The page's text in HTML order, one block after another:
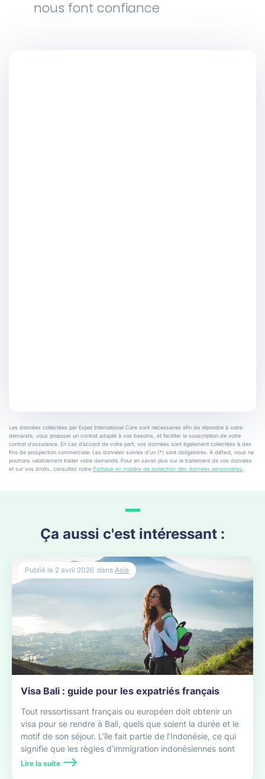
nous font confiance
Les données collectées par Expat International Care sont nécessaires afin de répondre à votre
demande, vous proposer un contrat adapté à vos besoins, et faciliter la souscription de votre
contrat d’assurance. En cas d’accord de votre part, vos données sont également collectées à des
fins de prospection commerciale. Les données suivies d’un (*) sont obligatoires. A défaut, nous ne
pourrons valablement traiter votre demande. Pour en savoir plus sur le traitement de vos données
et sur vos droits, consultez notre Politique en matière de protection des données personnelles
Ça aussi c'est intéressant :
Visa Bali : guide pour les expatriés français
Tout ressortissant français ou européen doit obtenir un
visa pour se rendre à Bali, quels que soient la durée et le
motif de son séjour. L’île fait partie de l’Indonésie, ce qui
signifie que les règles d’immigration indonésiennes sont
applicables.
Lire la suite
Publié le 2 avril 2026 dans Asie